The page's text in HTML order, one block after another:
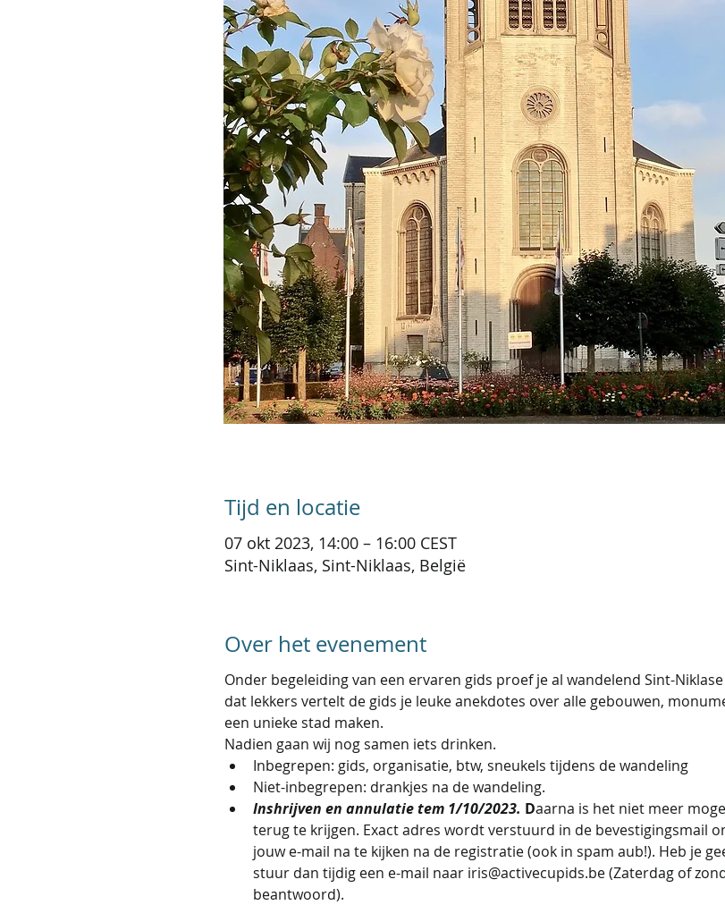
Tijd en locatie
07 okt 2023, 14:00 – 16:00 CEST
Sint-Niklaas, Sint-Niklaas, België
Over het evenement
Onder begeleiding van een ervaren gids proef je al wandelend Sint-
dat lekkers vertelt de gids je leuke anekdotes over alle gebouwen,
een unieke stad maken.
Nadien gaan wij nog samen iets drinken.
Inbegrepen: gids, organisatie, btw, sneukels tijdens de wandeling
Niet-inbegrepen: drankjes na de wandeling.
Inshrijven en annulatie tem 1/10/2023. Daarna is het niet meer
terug te krijgen. Exact adres wordt verstuurd in de bevestigingsmail
jouw e-mail na te kijken na de registratie (ook in spam aub!). Heb je
stuur dan tijdig een e-mail naar iris@activecupids.be (Zaterdag of
beantwoord).